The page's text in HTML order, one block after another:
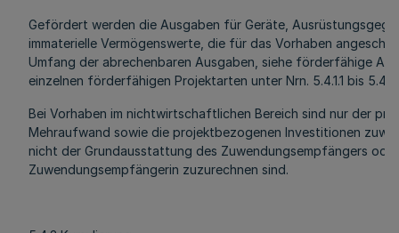
Gefördert werden die Ausgaben für Geräte,
immaterielle Vermögenswerte, die für das Vorhaben
Umfang der abrechenbaren Ausgaben, siehe förderfähige
einzelnen förderfähigen Projektarten unter Nrn. 5.4.1.1 bis
Bei Vorhaben im nichtwirtschaftlichen Bereich sind nur der
Mehraufwand sowie die projektbezogenen Investitionen
nicht der Grundausstattung des Zuwendungsempfängers
Zuwendungsempfängerin zuzurechnen sind.